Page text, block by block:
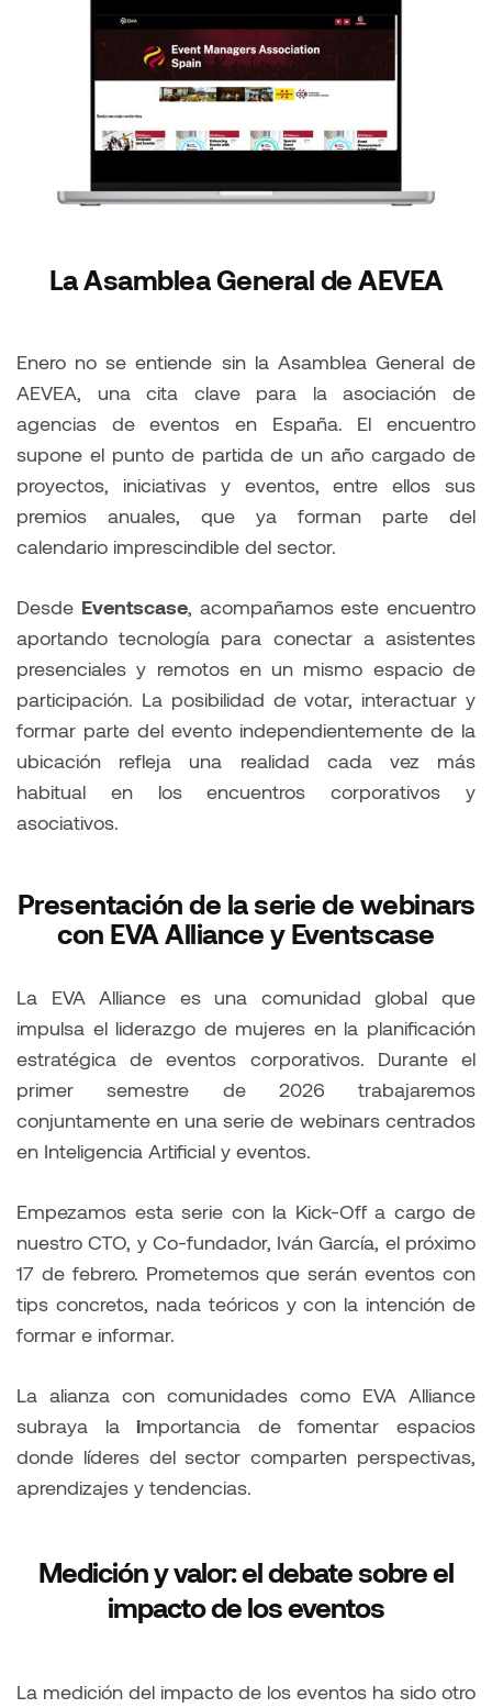
La Asamblea General de AEVEA
Enero no se entiende sin la Asamblea General de
AEVEA, una cita clave para la asociación de
agencias de eventos en España. El encuentro
supone el punto de partida de un año cargado de
proyectos, iniciativas y eventos, entre ellos sus
premios anuales, que ya forman parte del
calendario imprescindible del sector.
Desde Eventscase, acompañamos este encuentro
aportando tecnología para conectar a asistentes
presenciales y remotos en un mismo espacio de
participación. La posibilidad de votar, interactuar y
formar parte del evento independientemente de la
ubicación refleja una realidad cada vez más
habitual en los encuentros corporativos y
asociativos.
Presentación de la serie de webinars
con EVA Alliance y Eventscase
La EVA Alliance es una comunidad global que
impulsa el liderazgo de mujeres en la planificación
estratégica de eventos corporativos. Durante el
primer semestre de 2026 trabajaremos
conjuntamente en una serie de webinars centrados
en Inteligencia Artificial y eventos.
Empezamos esta serie con la Kick-Off a cargo de
nuestro CTO, y Co-fundador, Iván García, el próximo
17 de febrero. Prometemos que serán eventos con
tips concretos, nada teóricos y con la intención de
formar e informar.
La alianza con comunidades como EVA Alliance
subraya laimportancia de fomentar espacios
donde líderes del sector comparten perspectivas,
aprendizajes y tendencias.
Medición y valor: el debate sobre el
impacto de los eventos
La medición del impacto de los eventos ha sido otro